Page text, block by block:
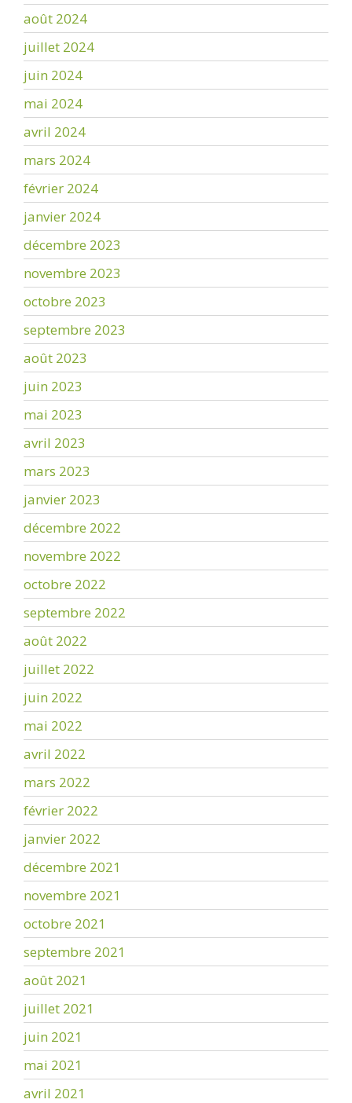
août 2024
juillet 2024
juin 2024
mai 2024
avril 2024
mars 2024
février 2024
janvier 2024
décembre 2023
novembre 2023
octobre 2023
septembre 2023
août 2023
juin 2023
mai 2023
avril 2023
mars 2023
janvier 2023
décembre 2022
novembre 2022
octobre 2022
septembre 2022
août 2022
juillet 2022
juin 2022
mai 2022
avril 2022
mars 2022
février 2022
janvier 2022
décembre 2021
novembre 2021
octobre 2021
septembre 2021
août 2021
juillet 2021
juin 2021
mai 2021
avril 2021